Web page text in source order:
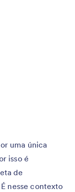
uma única
isso é
de
nesse contexto